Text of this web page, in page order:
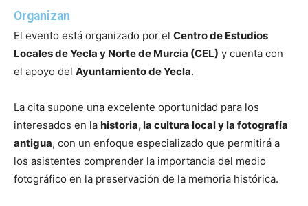
Organizan
El evento está organizado por el Centro de Estudios
Locales de Yecla y Norte de Murcia (CEL) y cuenta con
el apoyo del Ayuntamiento de Yecla.
La cita supone una excelente oportunidad para los
interesados en la historia, la cultura local y la fotografía
antigua, con un enfoque especializado que permitirá a
los asistentes comprender la importancia del medio
fotográfico en la preservación de la memoria histórica.